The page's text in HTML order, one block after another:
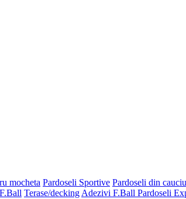
mocheta Pardoseli Sportive Pardoseli din
Terase/deckingAdezivi F.Ball Pardoseli